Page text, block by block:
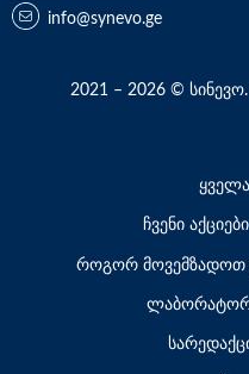
info@synevo.ge
2021 – 2026 ©
ჩვენი
როგორ მოვემზადოთ